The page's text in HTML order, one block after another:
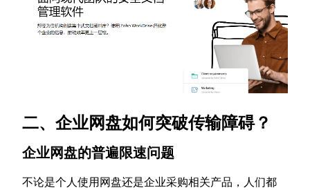
二、企业网盘如何突破传输障碍？
企业网盘的普遍限速问题
不论是个人使用网盘还是企业采购相关产品，人们都